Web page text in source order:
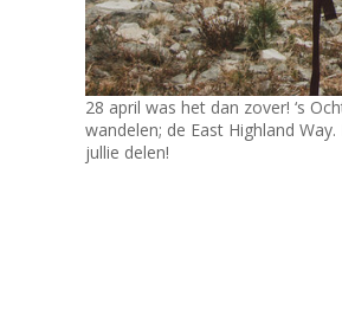
28 april was het dan zover! ‘s
wandelen; de East Highland
jullie delen!